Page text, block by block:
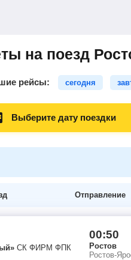
на поезд
рейсы: сегодня
Выберите дату поездки
Отправление
СК ФИРМ ФПК
00:50
Ростов
Ростов-